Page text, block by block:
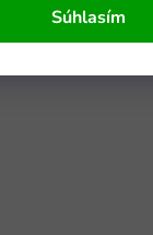
Súhlasím